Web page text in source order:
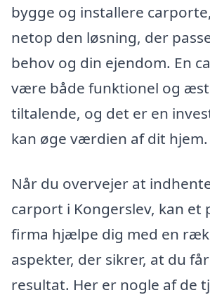
bygge og installere
netop den løsning, der
behov og din ejendom. En
være både funktionel og
tiltalende, og det er en
kan øge værdien af dit hjem.
Når du overvejer at
carport i Kongerslev, kan et
firma hjælpe dig med en
aspekter, der sikrer, at du
resultat. Her er nogle af de